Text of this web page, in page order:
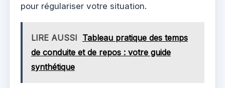
pour régulariser votre situation.
LIRE AUSSI Tableau pratique des temps
de conduite et de repos : votre guide
synthétique